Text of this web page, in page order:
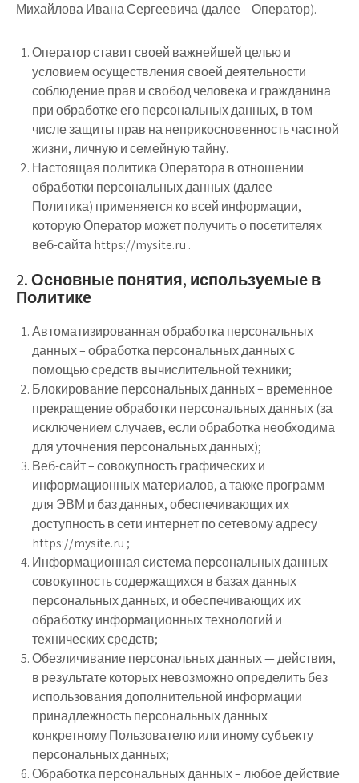
Михайлова Ивана Сергеевича (далее – Оператор).
Оператор ставит своей важнейшей целью и
условием осуществления своей деятельности
соблюдение прав и свобод человека и гражданина
при обработке его персональных данных, в том
числе защиты прав на неприкосновенность частной
жизни, личную и семейную тайну.
Настоящая политика Оператора в отношении
обработки персональных данных (далее –
Политика) применяется ко всей информации,
которую Оператор может получить о посетителях
веб-сайта https://mysite.ru .
2. Основные понятия, используемые в
Политике
Автоматизированная обработка персональных
данных – обработка персональных данных с
помощью средств вычислительной техники;
Блокирование персональных данных – временное
прекращение обработки персональных данных (за
исключением случаев, если обработка необходима
для уточнения персональных данных);
Веб-сайт – совокупность графических и
информационных материалов, а также программ
для ЭВМ и баз данных, обеспечивающих их
доступность в сети интернет по сетевому адресу
https://mysite.ru ;
Информационная система персональных данных —
совокупность содержащихся в базах данных
персональных данных, и обеспечивающих их
обработку информационных технологий и
технических средств;
Обезличивание персональных данных — действия,
в результате которых невозможно определить без
использования дополнительной информации
принадлежность персональных данных
конкретному Пользователю или иному субъекту
персональных данных;
Обработка персональных данных – любое действие